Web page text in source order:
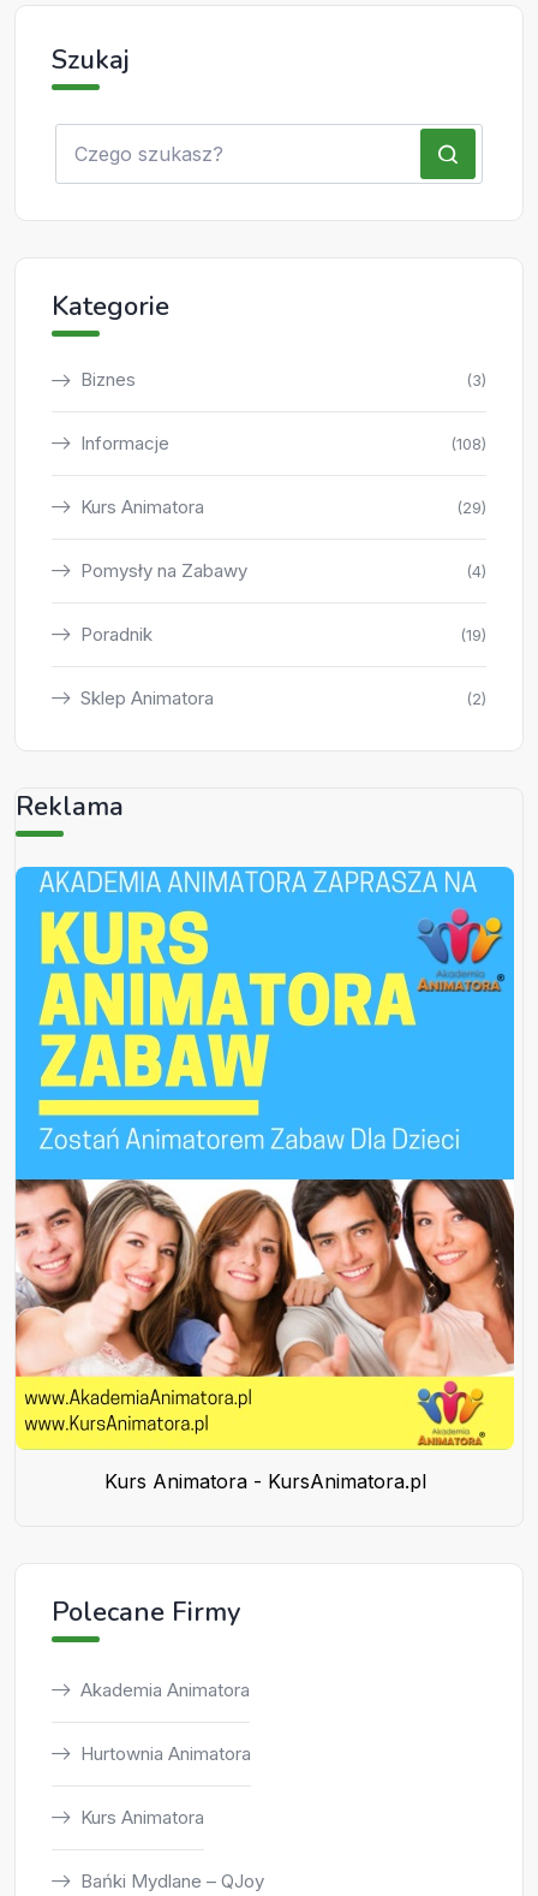
Szukaj
Kategorie
Biznes (3)
Informacje (108)
Kurs Animatora (29)
Pomysły na Zabawy (4)
Poradnik (19)
Sklep Animatora (2)
Reklama
Kurs Animatora - KursAnimatora.pl
Polecane Firmy
Akademia Animatora
Hurtownia Animatora
Kurs Animatora
Bańki Mydlane – QJoy